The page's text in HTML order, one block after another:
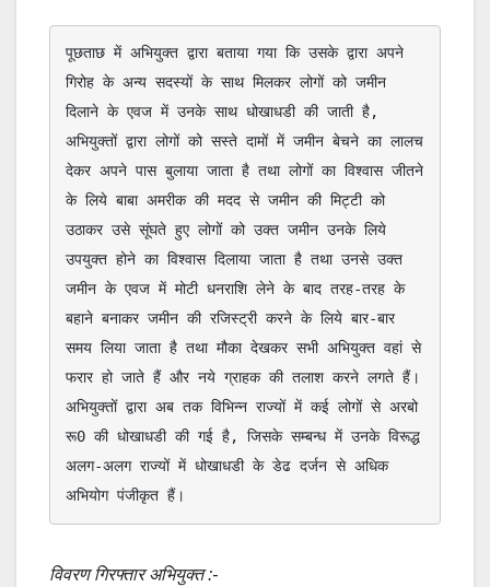
पूछताछ में अभियुक्त द्वारा बताया गया कि उसके द्वारा अपने
गिरोह के अन्य सदस्यों के साथ मिलकर लोगों को जमीन
दिलाने के एवज में उनके साथ धोखाधडी की जाती है,
अभियुक्तों द्वारा लोगों को सस्ते दामों में जमीन बेचने का लालच
देकर अपने पास बुलाया जाता है तथा लोगों का विश्वास जीतने
के लिये बाबा अमरीक की मदद से जमीन की मिट्टी को
उठाकर उसे सूंघते हुए लोगों को उक्त जमीन उनके लिये
उपयुक्त होने का विश्वास दिलाया जाता है तथा उनसे उक्त
जमीन के एवज में मोटी धनराशि लेने के बाद तरह-तरह के
बहाने बनाकर जमीन की रजिस्ट्री करने के लिये बार-बार
समय लिया जाता है तथा मौका देखकर सभी अभियुक्त वहां से
फरार हो जाते हैं और नये ग्राहक की तलाश करने लगते हैं।
अभियुक्तों द्वारा अब तक विभिन्न राज्यों में कई लोगों से अरबो
रू0 की धोखाधडी की गई है, जिसके सम्बन्ध में उनके विरूद्ध
अलग-अलग राज्यों में धोखाधडी के डेढ दर्जन से अधिक
अभियोग पंजीकृत हैं।
विवरण गिरफ्तार अभियुक्त :-